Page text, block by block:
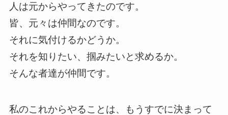
人は元からやってきたのです。
皆、元々は仲間なのです。
それに気付けるかどうか。
それを知りたい、掴みたいと求めるか。
そんな者達が仲間です。
私のこれからやることは、もうすでに決まって